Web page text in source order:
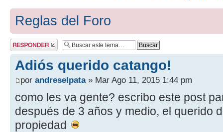
Reglas del Foro
Publicar una
respuesta
Adiós querido catango!
por andreselpata» Mar Ago 11, 2015 1:44 pm
como les va gente? escribo este post
después de 3 años y medio, el querido
propiedad